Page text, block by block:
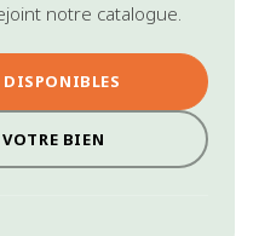
notre catalogue.
DISPONIBLES
BIEN